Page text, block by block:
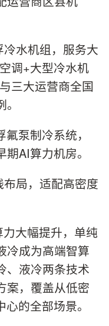
水机组，服务大
调+大型冷水机
三大运营商全国
泵制冷系统，
AI算力机房。
局，适配高密度
大幅提升，单纯
冷成为高端智算
、液冷两条技术
案，覆盖从低密
的全部场景。